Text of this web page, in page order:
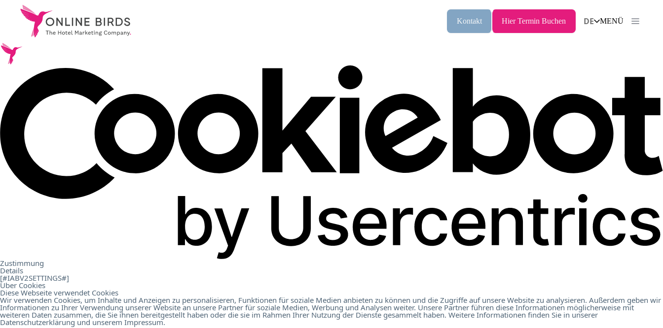
Zustimmung
Details
[#IABV2SETTINGS#]
Über Cookies
Diese Webseite verwendet Cookies
Wir verwenden Cookies, um Inhalte und Anzeigen zu personalisieren, Funktionen für soziale Medien anbieten zu können und die Zugriffe auf unsere Website zu analysieren. Außerdem geben wir
Informationen zu Ihrer Verwendung unserer Website an unsere Partner für soziale Medien, Werbung und Analysen weiter. Unsere Partner führen diese Informationen möglicherweise mit
weiteren Daten zusammen, die Sie ihnen bereitgestellt haben oder die sie im Rahmen Ihrer Nutzung der Dienste gesammelt haben. Weitere Informationen finden Sie in unserer
Datenschutzerklärung und unserem Impressum.
Kontakt Hier Termin Buchen DE MENÜ
Leistungen
Referenzen .
Über uns.
Karriere
Kontakt
Online Birds EducationHotel Digital Score